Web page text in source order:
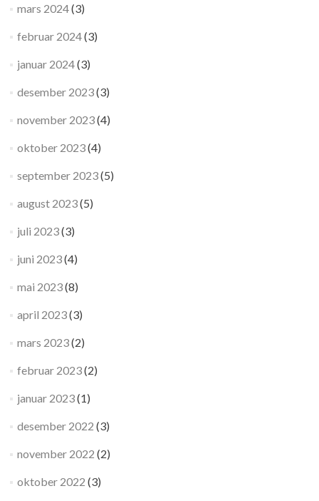
mars 2024(3)
februar 2024(3)
januar 2024(3)
desember 2023(3)
november 2023(4)
oktober 2023(4)
september 2023(5)
august 2023(5)
juli 2023(3)
juni 2023(4)
mai 2023(8)
april 2023(3)
mars 2023(2)
februar 2023(2)
januar 2023(1)
desember 2022 (3)
november 2022 (2)
oktober 2022 (3)